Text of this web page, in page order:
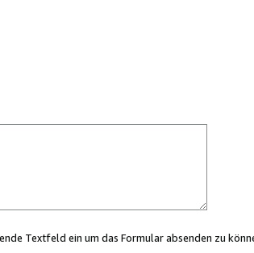
Textfeld ein um das Formular absenden zu